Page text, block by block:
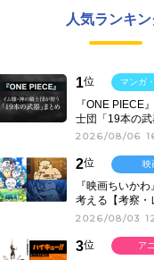
人気ランキ
1位
『ONE PIECE
士団「19本の
ネタ
2026/08/06
マンガ
2位
『映画ちいか
考える【考察・
2026/08/03
映
3位
ア